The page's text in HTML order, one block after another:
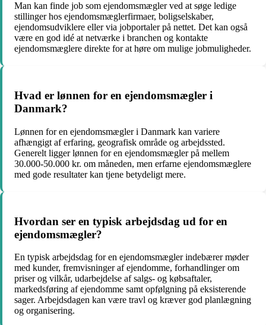
Man kan finde job som ejendomsmægler ved at søge ledige
stillinger hos ejendomsmæglerfirmaer, boligselskaber,
ejendomsudviklere eller via jobportaler på nettet. Det kan også
være en god idé at netværke i branchen og kontakte
ejendomsmæglere direkte for at høre om mulige jobmuligheder.
Hvad er lønnen for en ejendomsmægler i
Danmark?
Lønnen for en ejendomsmægler i Danmark kan variere
afhængigt af erfaring, geografisk område og arbejdssted.
Generelt ligger lønnen for en ejendomsmægler på mellem
30.000-50.000 kr. om måneden, men erfarne ejendomsmæglere
med gode resultater kan tjene betydeligt mere.
Hvordan ser en typisk arbejdsdag ud for en
ejendomsmægler?
En typisk arbejdsdag for en ejendomsmægler indebærer møder
med kunder, fremvisninger af ejendomme, forhandlinger om
priser og vilkår, udarbejdelse af salgs- og købsaftaler,
markedsføring af ejendomme samt opfølgning på eksisterende
sager. Arbejdsdagen kan være travl og kræver god planlægning
og organisering.